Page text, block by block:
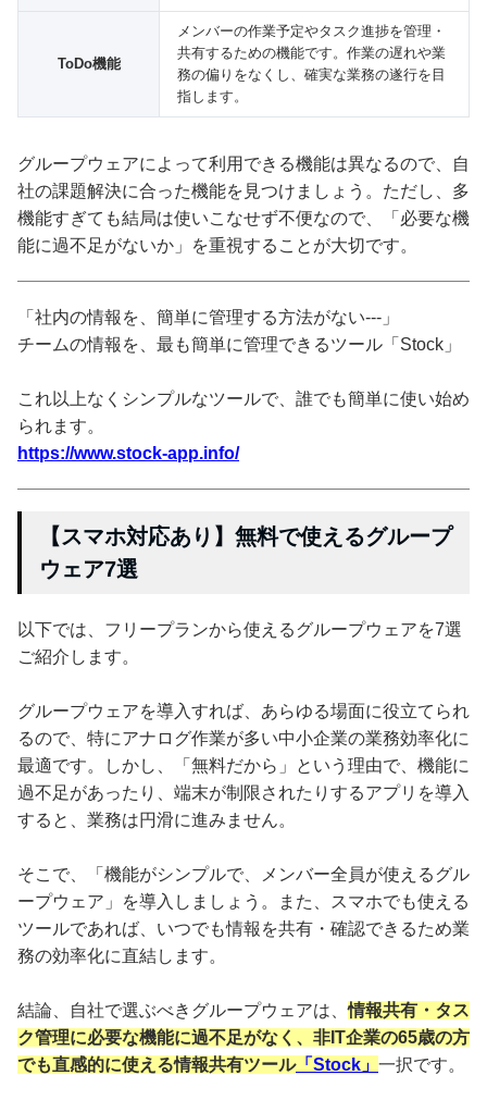
ToDo機能
メンバーの作業予定やタスク進捗を管理・
共有するための機能です。作業の遅れや業
務の偏りをなくし、確実な業務の遂行を目
指します。
グループウェアによって利用できる機能は異なるので、自
社の課題解決に合った機能を見つけましょう。ただし、多
機能すぎても結局は使いこなせず不便なので、「必要な機
能に過不足がないか」を重視することが大切です。
「社内の情報を、簡単に管理する方法がない---」
チームの情報を、最も簡単に管理できるツール「Stock」
これ以上なくシンプルなツールで、誰でも簡単に使い始め
られます。
https://www.stock-app.info/
【スマホ対応あり】無料で使えるグループ
ウェア7選
以下では、フリープランから使えるグループウェアを7選
ご紹介します。
グループウェアを導入すれば、あらゆる場面に役立てられ
るので、特にアナログ作業が多い中小企業の業務効率化に
最適です。しかし、「無料だから」という理由で、機能に
過不足があったり、端末が制限されたりするアプリを導入
すると、業務は円滑に進みません。
そこで、「機能がシンプルで、メンバー全員が使えるグル
ープウェア」を導入しましょう。また、スマホでも使える
ツールであれば、いつでも情報を共有・確認できるため業
務の効率化に直結します。
結論、自社で選ぶべきグループウェアは、情報共有・タス
ク管理に必要な機能に過不足がなく、非IT企業の65歳の方
でも直感的に使える情報共有ツール「Stock」 一択です。